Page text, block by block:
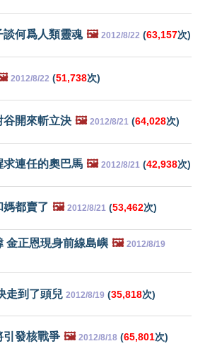
談何爲人類靈魂 🖼️ 2012/8/22 (63,157次)
2012/8/22 (51,738次)
谷開來斬立決 🖼️ 2012/8/21 (64,028次)
連任的奧巴馬 🖼️ 2012/8/21 (42,938次)
媽都賣了 🖼️ 2012/8/21 (53,462次)
金正恩現身前線島嶼 🖼️ 2012/8/19
走到了頭兒 2012/8/19 (35,818次)
引發核戰爭 🖼️ 2012/8/18 (65,801次)